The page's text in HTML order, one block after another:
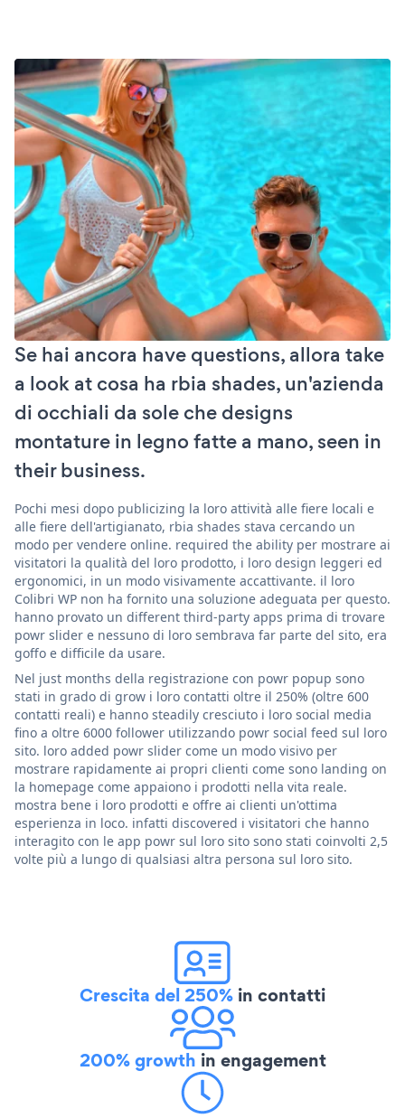
Se hai ancora have questions, allora take
a look at cosa ha rbia shades, un'azienda
di occhiali da sole che designs
montature in legno fatte a mano, seen in
their business.
Pochi mesi dopo publicizing la loro attività alle fiere locali e
alle fiere dell'artigianato, rbia shades stava cercando un
modo per vendere online. required the ability per mostrare ai
visitatori la qualità del loro prodotto, i loro design leggeri ed
ergonomici, in un modo visivamente accattivante. il loro
Colibri WP non ha fornito una soluzione adeguata per questo.
hanno provato un different third-party apps prima di trovare
powr slider e nessuno di loro sembrava far parte del sito, era
goffo e difficile da usare.
Nel just months della registrazione con powr popup sono
stati in grado di grow i loro contatti oltre il 250% (oltre 600
contatti reali) e hanno steadily cresciuto i loro social media
fino a oltre 6000 follower utilizzando powr social feed sul loro
sito. loro added powr slider come un modo visivo per
mostrare rapidamente ai propri clienti come sono landing on
la homepage come appaiono i prodotti nella vita reale.
mostra bene i loro prodotti e offre ai clienti un'ottima
esperienza in loco. infatti discovered i visitatori che hanno
interagito con le app powr sul loro sito sono stati coinvolti 2,5
volte più a lungo di qualsiasi altra persona sul loro sito.
Crescita del 250% in contatti
200% growth in engagement